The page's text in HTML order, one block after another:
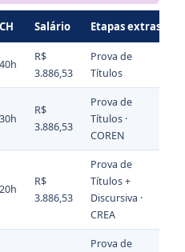
CH Salário Etapas extras
40h
R$
3.886,53
Prova de
Títulos
30h
R$
3.886,53
Prova de
Títulos ·
COREN
20h
R$
3.886,53
Prova de
Títulos +
Discursiva ·
CREA
Prova de